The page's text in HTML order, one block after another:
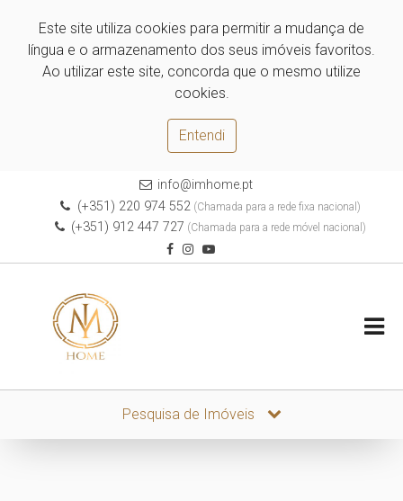
Este site utiliza cookies para permitir a mudança de
língua e o armazenamento dos seus imóveis favoritos.
Ao utilizar este site, concorda que o mesmo utilize
cookies.
Entendi
info@imhome.pt
(+351) 220 974 552(Chamada para a rede fixa nacional)
(+351) 912 447 727 (Chamada para a rede móvel nacional)
Pesquisa de Imóveis